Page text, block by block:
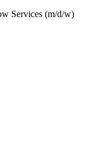
Services (m/d/w)